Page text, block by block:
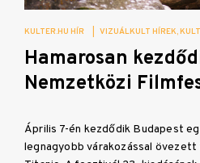
KULTER.HU HÍR VIZUÁLKULT HÍREK
Hamarosan
Nemzetközi
Április 7-én kezdődik Budapest
legnagyobb várakozással övezett